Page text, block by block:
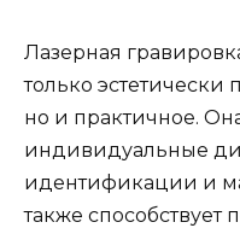
Лазерная
только
но и практичное.
индивидуальные
идентификации и
также